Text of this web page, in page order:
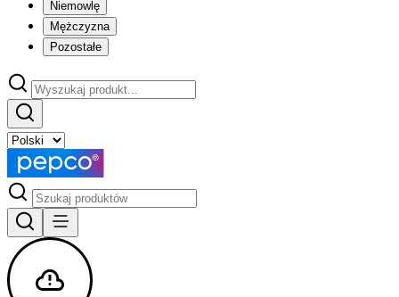
Niemowlę
Mężczyzna
Pozostałe